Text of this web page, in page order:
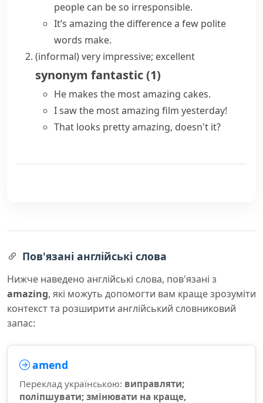
people can be so irresponsible.
It’s amazing the difference a few polite
words make.
(informal)very impressive; excellent
synonym fantastic(1)
He makes the most amazing cakes.
I saw the most amazing film yesterday!
That looks pretty amazing, doesn't it?
Пов'язані англійські слова
Нижче наведено англійські слова, пов'язані з
amazing, які можуть допомогти вам краще зрозуміти
контекст та розширити англійський словниковий
запас:
amend
Переклад українською: виправляти;
поліпшувати; змінювати на краще,